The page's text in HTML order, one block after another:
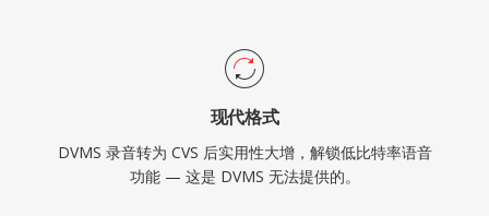
现代格式
DVMS 录音转为 CVS 后实用性大增，解锁低比特率语音
功能 — 这是 DVMS 无法提供的。